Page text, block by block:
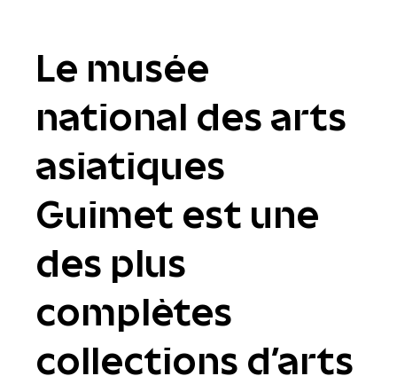
Le musée
national des arts
asiatiques
Guimet est une
des plus
complètes
collections d'arts